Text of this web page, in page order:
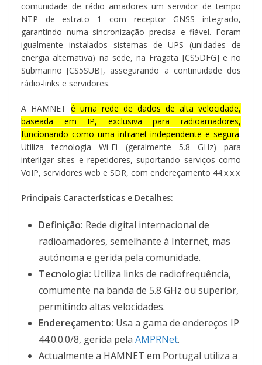
comunidade de rádio amadores um servidor de tempo
NTP de estrato 1 com receptor GNSS integrado,
garantindo numa sincronização precisa e fiável. Foram
igualmente instalados sistemas de UPS (unidades de
energia alternativa) na sede, na Fragata [CS5DFG] e no
Submarino [CS5SUB], assegurando a continuidade dos
rádio-links e servidores.
A HAMNET é uma rede de dados de alta velocidade,
baseada em IP, exclusiva para radioamadores,
funcionando como uma intranet independente e segura.
Utiliza tecnologia Wi-Fi (geralmente 5.8 GHz) para
interligar sites e repetidores, suportando serviços como
VoIP, servidores web e SDR, com endereçamento 44.x.x.x
Principais Características e Detalhes:
Definição: Rede digital internacional de
radioamadores, semelhante à Internet, mas
autónoma e gerida pela comunidade.
Tecnologia: Utiliza links de radiofrequência,
comumente na banda de 5.8 GHz ou superior,
permitindo altas velocidades.
Endereçamento: Usa a gama de endereços IP
44.0.0.0/8, gerida pela AMPRNet.
Actualmente a HAMNET em Portugal utiliza a